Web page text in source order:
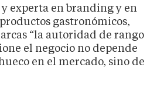
experta en branding y en
gastronómicos,
“la autoridad de rango
el negocio no depende
en el mercado, sino de